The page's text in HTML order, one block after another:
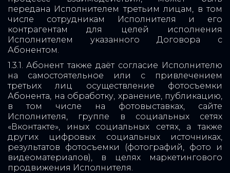
передана Исполнителем третьим лицам, в том
числе сотрудникам Исполнителя и его
контрагентам для целей исполнения
Исполнителем указанного Договора с
Абонентом.
1.3.1. Абонент также даёт согласие Исполнителю
на самостоятельное или с привлечением
третьих лиц осуществление фотосъемки
Абонента, на обработку, хранение, публикацию,
в том числе на фотовыставках, сайте
Исполнителя, группе в социальных сетях
«Вконтакте», иных социальных сетях, а также
других цифровых социальных источниках,
результатов фотосъемки (фотографий, фото и
видеоматериалов), в целях маркетингового
продвижения Исполнителя.